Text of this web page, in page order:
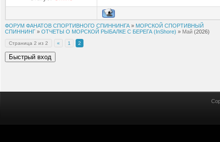
ФОРУМ ФАНАТОВ СПОРТИВНОГО СПИННИНГА » МОРСКОЙ СПОРТИВНЫЙ
СПИННИНГ » ОТЧЕТЫ О МОРСКОЙ РЫБАЛКЕ С БЕРЕГА (InShore) » Май (2026)
Страница 2 из 2 « 1 2